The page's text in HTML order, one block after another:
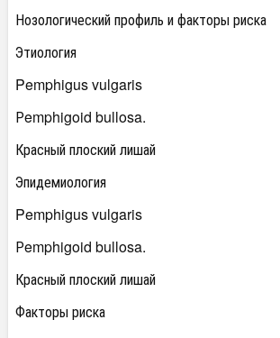
Нозологический профиль и факторы риска
Этиология
Pemphigus vulgaris
Рemphigoid bullosa.
Красный плоский лишай
Эпидемиология
Pemphigus vulgaris
Рemphigoid bullosa.
Красный плоский лишай
Факторы риска